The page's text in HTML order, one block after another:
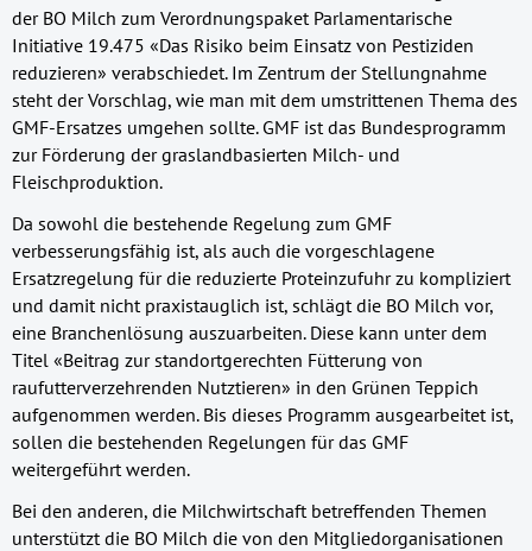
der BO Milch zum Verordnungspaket Parlamentarische
Initiative 19.475 «Das Risiko beim Einsatz von Pestiziden
reduzieren» verabschiedet. Im Zentrum der Stellungnahme
steht der Vorschlag, wie man mit dem umstrittenen Thema des
GMF-Ersatzes umgehen sollte. GMF ist das Bundesprogramm
zur Förderung der graslandbasierten Milch- und
Fleischproduktion.
Da sowohl die bestehende Regelung zum GMF
verbesserungsfähig ist, als auch die vorgeschlagene
Ersatzregelung für die reduzierte Proteinzufuhr zu kompliziert
und damit nicht praxistauglich ist, schlägt die BO Milch vor,
eine Branchenlösung auszuarbeiten. Diese kann unter dem
Titel «Beitrag zur standortgerechten Fütterung von
raufutterverzehrenden Nutztieren» in den Grünen Teppich
aufgenommen werden. Bis dieses Programm ausgearbeitet ist,
sollen die bestehenden Regelungen für das GMF
weitergeführt werden.
Bei den anderen, die Milchwirtschaft betreffenden Themen
unterstützt die BO Milch die von den Mitgliedorganisationen